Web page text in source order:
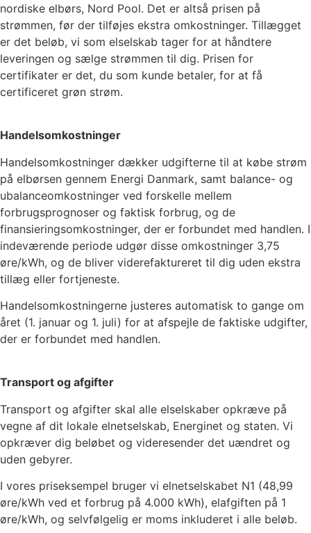
nordiske elbørs, Nord Pool. Det er altså prisen på
strømmen, før der tilføjes ekstra omkostninger. Tillægget
er det beløb, vi som elselskab tager for at håndtere
leveringen og sælge strømmen til dig. Prisen for
certifikater er det, du som kunde betaler, for at få
certificeret grøn strøm.
Handelsomkostninger
Handelsomkostninger dækker udgifterne til at købe strøm
på elbørsen gennem Energi Danmark, samt balance- og
ubalanceomkostninger ved forskelle mellem
forbrugsprognoser og faktisk forbrug, og de
finansieringsomkostninger, der er forbundet med handlen. I
indeværende periode udgør disse omkostninger 3,75
øre/kWh, og de bliver viderefaktureret til dig uden ekstra
tillæg eller fortjeneste.
Handelsomkostningerne justeres automatisk to gange om
året (1. januar og 1. juli) for at afspejle de faktiske udgifter,
der er forbundet med handlen.
Transport og afgifter
Transport og afgifter skal alle elselskaber opkræve på
vegne af dit lokale elnetselskab, Energinet og staten. Vi
opkræver dig beløbet og videresender det uændret og
uden gebyrer.
I vores priseksempel bruger vi elnetselskabet N1 (48,99
øre/kWh ved et forbrug på 4.000 kWh), elafgiften på 1
øre/kWh, og selvfølgelig er moms inkluderet i alle beløb.